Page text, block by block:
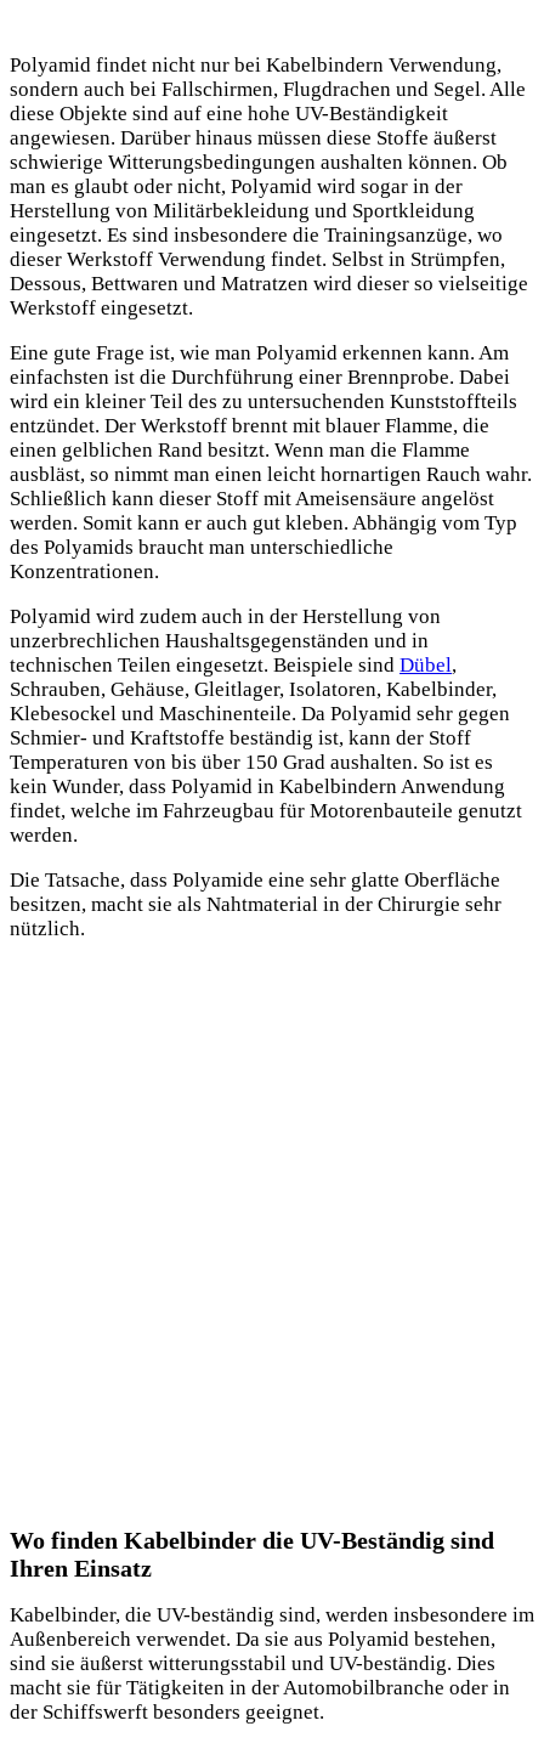
Polyamid findet nicht nur bei Kabelbindern Verwendung,
sondern auch bei Fallschirmen, Flugdrachen und Segel. Alle
diese Objekte sind auf eine hohe UV-Beständigkeit
angewiesen. Darüber hinaus müssen diese Stoffe äußerst
schwierige Witterungsbedingungen aushalten können. Ob
man es glaubt oder nicht, Polyamid wird sogar in der
Herstellung von Militärbekleidung und Sportkleidung
eingesetzt. Es sind insbesondere die Trainingsanzüge, wo
dieser Werkstoff Verwendung findet. Selbst in Strümpfen,
Dessous, Bettwaren und Matratzen wird dieser so vielseitige
Werkstoff eingesetzt.
Eine gute Frage ist, wie man Polyamid erkennen kann. Am
einfachsten ist die Durchführung einer Brennprobe. Dabei
wird ein kleiner Teil des zu untersuchenden Kunststoffteils
entzündet. Der Werkstoff brennt mit blauer Flamme, die
einen gelblichen Rand besitzt. Wenn man die Flamme
ausbläst, so nimmt man einen leicht hornartigen Rauch wahr.
Schließlich kann dieser Stoff mit Ameisensäure angelöst
werden. Somit kann er auch gut kleben. Abhängig vom Typ
des Polyamids braucht man unterschiedliche
Konzentrationen.
Polyamid wird zudem auch in der Herstellung von
unzerbrechlichen Haushaltsgegenständen und in
technischen Teilen eingesetzt. Beispiele sind Dübel,
Schrauben, Gehäuse, Gleitlager, Isolatoren, Kabelbinder,
Klebesockel und Maschinenteile. Da Polyamid sehr gegen
Schmier- und Kraftstoffe beständig ist, kann der Stoff
Temperaturen von bis über 150 Grad aushalten. So ist es
kein Wunder, dass Polyamid in Kabelbindern Anwendung
findet, welche im Fahrzeugbau für Motorenbauteile genutzt
werden.
Die Tatsache, dass Polyamide eine sehr glatte Oberfläche
besitzen, macht sie als Nahtmaterial in der Chirurgie sehr
nützlich.
Wo finden Kabelbinder die UV-Beständig sind
Ihren Einsatz
Kabelbinder, die UV-beständig sind, werden insbesondere im
Außenbereich verwendet. Da sie aus Polyamid bestehen,
sind sie äußerst witterungsstabil und UV-beständig. Dies
macht sie für Tätigkeiten in der Automobilbranche oder in
der Schiffswerft besonders geeignet.